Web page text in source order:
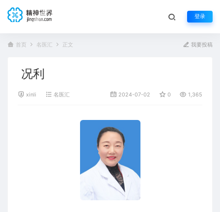
登录
首页 名医汇 正文 我要投稿
况利
xinli 名医汇 2024-07-02 0 1,365